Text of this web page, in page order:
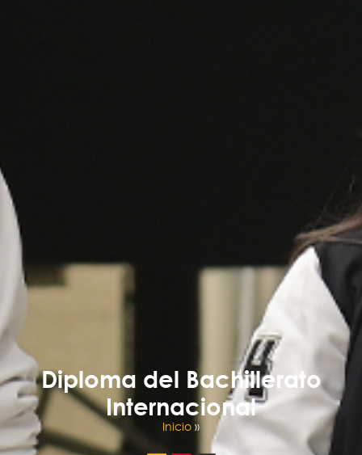
Diploma del Bachillerato
Internacional
Inicio »